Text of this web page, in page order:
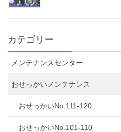
カテゴリー
メンテナンスセンター
おせっかいメンテナンス
おせっかいNo.111-120
おせっかいNo.101-110